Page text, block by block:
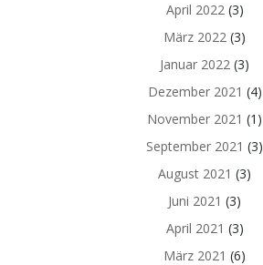
April 2022 (3)
März 2022 (3)
Januar 2022 (3)
Dezember 2021 (4)
November 2021 (1)
September 2021 (3)
August 2021 (3)
Juni 2021 (3)
April 2021 (3)
März 2021 (6)